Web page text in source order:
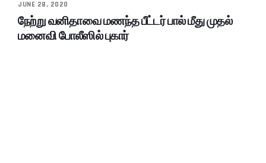
JUNE 28, 2020
நேற்று வனிதாவை மணந்த பீட்டர் பால் மீது முதல்
மனைவி போலீஸில் புகார்